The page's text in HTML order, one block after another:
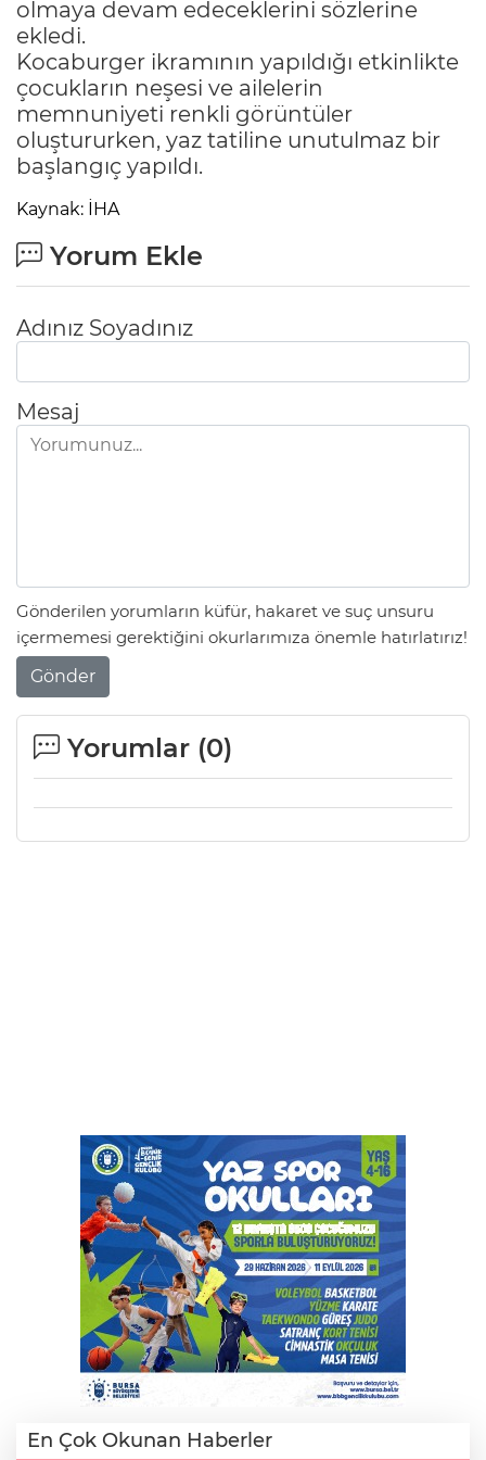
olmaya devam edeceklerini sözlerine
ekledi.
Kocaburger ikramının yapıldığı etkinlikte
çocukların neşesi ve ailelerin
memnuniyeti renkli görüntüler
oluştururken, yaz tatiline unutulmaz bir
başlangıç yapıldı.
Kaynak: İHA
Yorum Ekle
Adınız Soyadınız
Mesaj
Gönderilen yorumların küfür, hakaret ve suç unsuru
içermemesi gerektiğini okurlarımıza önemle hatırlatırız!
Gönder
Yorumlar (0)
En Çok Okunan Haberler